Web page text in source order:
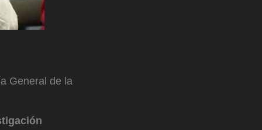
General de la